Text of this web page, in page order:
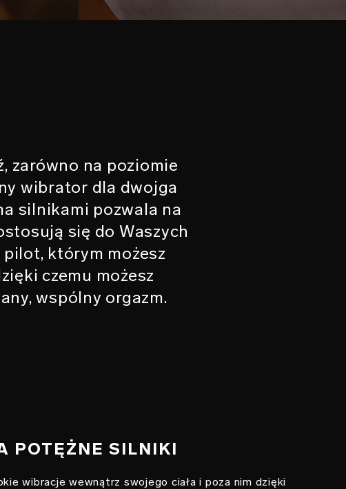
zarówno na poziomie
wibrator dla dwojga
silnikami pozwala na
się do Waszych
którym możesz
czemu możesz
wspólny orgazm.
POTĘŻNE SILNIKI
wibracje wewnątrz swojego ciała i poza nim dzięki